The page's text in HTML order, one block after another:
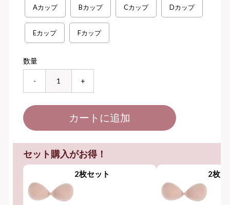
Aカップ Bカップ Cカップ Dカップ
Eカップ Fカップ
数量
- +
セット購入がお得！
2枚セット 2枚セ